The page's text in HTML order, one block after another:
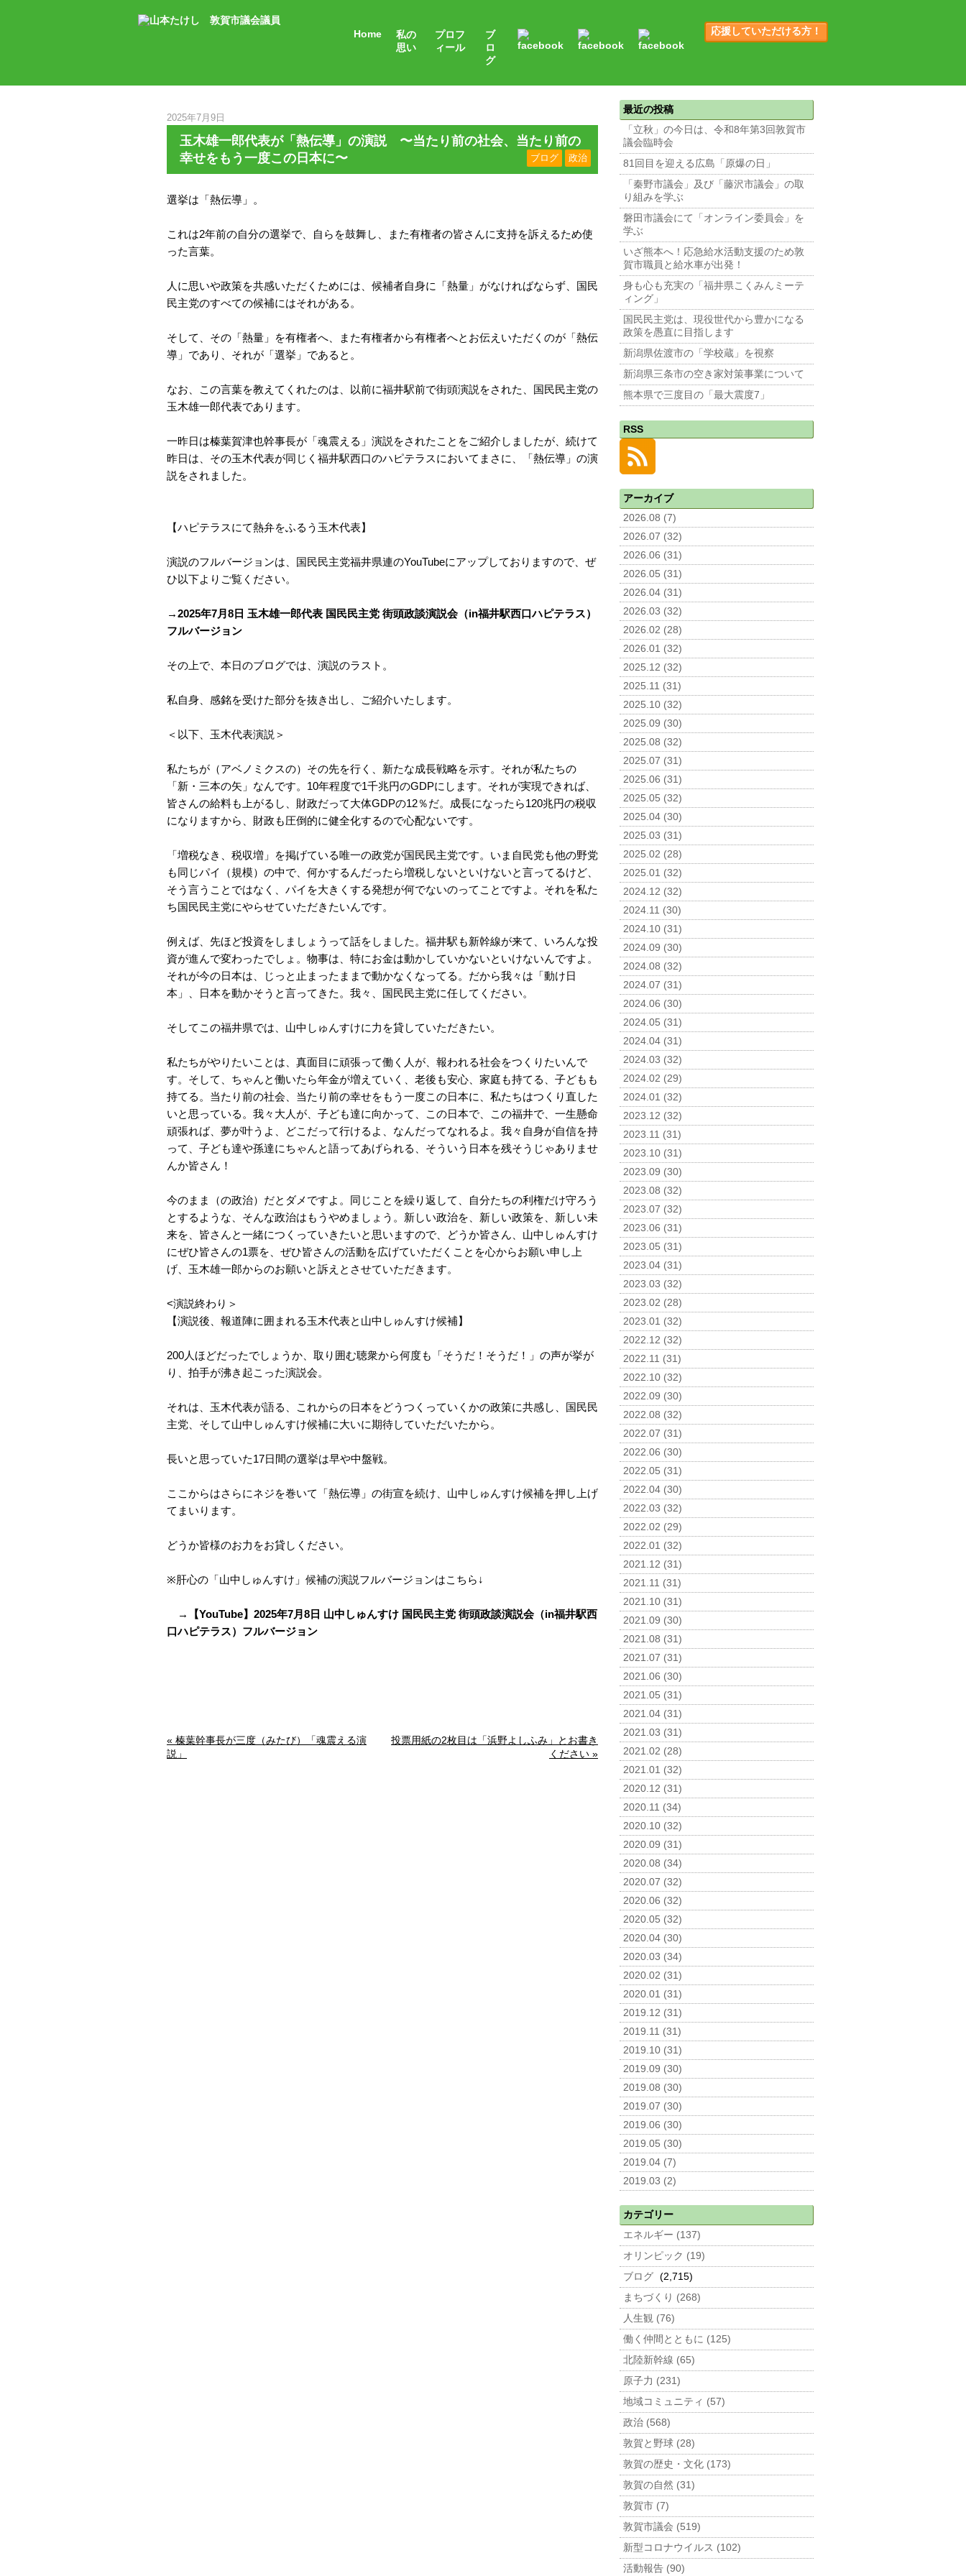
Home
私の
思い
プロフ
ィール
ブ
ロ
グ
応援していただける方！
2025年7月9日
玉木雄一郎代表が「熱伝導」の演説 〜当たり前の社会、当たり前の
幸せをもう一度この日本に〜
ブログ 政治
選挙は「熱伝導」。
これは2年前の自分の選挙で、自らを鼓舞し、また有権者の皆さんに支持を訴えるため使
った言葉。
人に思いや政策を共感いただくためには、候補者自身に「熱量」がなければならず、国民
民主党のすべての候補にはそれがある。
そして、その「熱量」を有権者へ、また有権者から有権者へとお伝えいただくのが「熱伝
導」であり、それが「選挙」であると。
なお、この言葉を教えてくれたのは、以前に福井駅前で街頭演説をされた、国民民主党の
玉木雄一郎代表であります。
一昨日は榛葉賀津也幹事長が「魂震える」演説をされたことをご紹介しましたが、続けて
昨日は、その玉木代表が同じく福井駅西口のハピテラスにおいてまさに、「熱伝導」の演
説をされました。
【ハピテラスにて熱弁をふるう玉木代表】
演説のフルバージョンは、国民民主党福井県連のYouTubeにアップしておりますので、ぜ
ひ以下よりご覧ください。
→2025年7月8日 玉木雄一郎代表 国民民主党 街頭政談演説会（in福井駅西口ハピテラス）
フルバージョン
その上で、本日のブログでは、演説のラスト。
私自身、感銘を受けた部分を抜き出し、ご紹介いたします。
＜以下、玉木代表演説＞
私たちが（アベノミクスの）その先を行く、新たな成長戦略を示す。それが私たちの
「新・三本の矢」なんです。10年程度で1千兆円のGDPにします。それが実現できれば、
皆さんの給料も上がるし、財政だって大体GDPの12％だ。成長になったら120兆円の税収
になりますから、財政も圧倒的に健全化するので心配ないです。
「増税なき、税収増」を掲げている唯一の政党が国民民主党です。いま自民党も他の野党
も同じパイ（規模）の中で、何かするんだったら増税しないといけないと言ってるけど、
そう言うことではなく、パイを大きくする発想が何でないのってことですよ。それを私た
ち国民民主党にやらせていただきたいんです。
例えば、先ほど投資をしましょうって話をしました。福井駅も新幹線が来て、いろんな投
資が進んで変わったでしょ。物事は、特にお金は動かしていかないといけないんですよ。
それが今の日本は、じっと止まったままで動かなくなってる。だから我々は「動け日
本」、日本を動かそうと言ってきた。我々、国民民主党に任してください。
そしてこの福井県では、山中しゅんすけに力を貸していただきたい。
私たちがやりたいことは、真面目に頑張って働く人が、報われる社会をつくりたいんで
す。そして、ちゃんと働いたら年金が増えていく、老後も安心、家庭も持てる、子どもも
持てる。当たり前の社会、当たり前の幸せをもう一度この日本に、私たちはつくり直した
いと思っている。我々大人が、子ども達に向かって、この日本で、この福井で、一生懸命
頑張れば、夢が叶うよ、どこだって行けるよ、なんだってなれるよ。我々自身が自信を持
って、子ども達や孫達にちゃんと語ってあげられる、そういう日本を残そうじゃありませ
んか皆さん！
今のまま（の政治）だとダメですよ。同じことを繰り返して、自分たちの利権だけ守ろう
とするような、そんな政治はもうやめましょう。新しい政治を、新しい政策を、新しい未
来を、皆さんと一緒につくっていきたいと思いますので、どうか皆さん、山中しゅんすけ
にぜひ皆さんの1票を、ぜひ皆さんの活動を広げていただくことを心からお願い申し上
げ、玉木雄一郎からのお願いと訴えとさせていただきます。
<演説終わり＞
【演説後、報道陣に囲まれる玉木代表と山中しゅんすけ候補】
200人ほどだったでしょうか、取り囲む聴衆から何度も「そうだ！そうだ！」の声が挙が
り、拍手が沸き起こった演説会。
それは、玉木代表が語る、これからの日本をどうつくっていくかの政策に共感し、国民民
主党、そして山中しゅんすけ候補に大いに期待していただいたから。
長いと思っていた17日間の選挙は早や中盤戦。
ここからはさらにネジを巻いて「熱伝導」の街宣を続け、山中しゅんすけ候補を押し上げ
てまいります。
どうか皆様のお力をお貸しください。
※肝心の「山中しゅんすけ」候補の演説フルバージョンはこちら↓
→【YouTube】2025年7月8日 山中しゅんすけ 国民民主党 街頭政談演説会（in福井駅西
口ハピテラス）フルバージョン
« 榛葉幹事長が三度（みたび）「魂震える演
説」
投票用紙の2枚目は「浜野よしふみ」とお書き
ください »
最近の投稿
「立秋」の今日は、令和8年第3回敦賀市
議会臨時会
81回目を迎える広島「原爆の日」
「秦野市議会」及び「藤沢市議会」の取
り組みを学ぶ
磐田市議会にて「オンライン委員会」を
学ぶ
いざ熊本へ！応急給水活動支援のため敦
賀市職員と給水車が出発！
身も心も充実の「福井県こくみんミーテ
ィング」
国民民主党は、現役世代から豊かになる
政策を愚直に目指します
新潟県佐渡市の「学校蔵」を視察
新潟県三条市の空き家対策事業について
熊本県で三度目の「最大震度7」
RSS
アーカイブ
2026.08 (7)
2026.07 (32)
2026.06 (31)
2026.05 (31)
2026.04 (31)
2026.03 (32)
2026.02 (28)
2026.01 (32)
2025.12 (32)
2025.11 (31)
2025.10 (32)
2025.09 (30)
2025.08 (32)
2025.07 (31)
2025.06 (31)
2025.05 (32)
2025.04 (30)
2025.03 (31)
2025.02 (28)
2025.01 (32)
2024.12 (32)
2024.11 (30)
2024.10 (31)
2024.09 (30)
2024.08 (32)
2024.07 (31)
2024.06 (30)
2024.05 (31)
2024.04 (31)
2024.03 (32)
2024.02 (29)
2024.01 (32)
2023.12 (32)
2023.11 (31)
2023.10 (31)
2023.09 (30)
2023.08 (32)
2023.07 (32)
2023.06 (31)
2023.05 (31)
2023.04 (31)
2023.03 (32)
2023.02 (28)
2023.01 (32)
2022.12 (32)
2022.11 (31)
2022.10 (32)
2022.09 (30)
2022.08 (32)
2022.07 (31)
2022.06 (30)
2022.05 (31)
2022.04 (30)
2022.03 (32)
2022.02 (29)
2022.01 (32)
2021.12 (31)
2021.11 (31)
2021.10 (31)
2021.09 (30)
2021.08 (31)
2021.07 (31)
2021.06 (30)
2021.05 (31)
2021.04 (31)
2021.03 (31)
2021.02 (28)
2021.01 (32)
2020.12 (31)
2020.11 (34)
2020.10 (32)
2020.09 (31)
2020.08 (34)
2020.07 (32)
2020.06 (32)
2020.05 (32)
2020.04 (30)
2020.03 (34)
2020.02 (31)
2020.01 (31)
2019.12 (31)
2019.11 (31)
2019.10 (31)
2019.09 (30)
2019.08 (30)
2019.07 (30)
2019.06 (30)
2019.05 (30)
2019.04 (7)
2019.03 (2)
カテゴリー
エネルギー (137)
オリンピック (19)
ブログ (2,715)
まちづくり (268)
人生観 (76)
働く仲間とともに (125)
北陸新幹線 (65)
原子力 (231)
地域コミュニティ (57)
政治 (568)
敦賀と野球 (28)
敦賀の歴史・文化 (173)
敦賀の自然 (31)
敦賀市 (7)
敦賀市議会 (519)
新型コロナウイルス (102)
活動報告 (90)